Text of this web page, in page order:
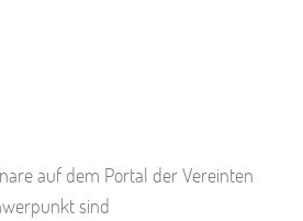
auf dem Portal der Vereinten
sind